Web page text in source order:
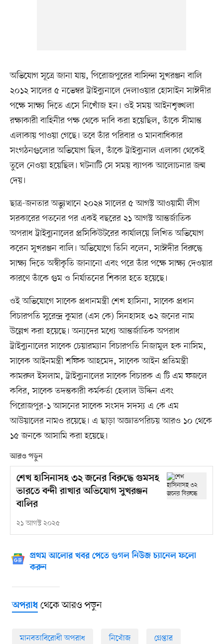
অভিযোগ সূত্রে জানা যায়, পিরোজপুরের বাসিন্দা সুখরঞ্জন বালি
২০১২ সালের ৫ নভেম্বর ট্রাইব্যুনালে দেলাওয়ার হোসাইন সাঈদীর
পক্ষে সাক্ষ্য দিতে এসে নিখোঁজ হন। ওই সময় আইনশৃঙ্খলা
রক্ষাকারী বাহিনীর পক্ষ থেকে দাবি করা হয়েছিল, তাঁকে সীমান্ত
এলাকায় পাওয়া গেছে। তবে তাঁর পরিবার ও মানবাধিকার
সংগঠনগুলোর অভিযোগ ছিল, তাঁকে ট্রাইব্যুনাল এলাকা থেকেই
তুলে নেওয়া হয়েছিল। ঘটনাটি সে সময় ব্যাপক আলোচনার জন্ম
দেয়।
ছাত্র-জনতার অভ্যুত্থানে ২০২৪ সালের ৫ আগস্ট আওয়ামী লীগ
সরকারের পতনের পর একই বছরের ২১ আগস্ট আন্তর্জাতিক
অপরাধ ট্রাইব্যুনালের প্রসিকিউটরের কার্যালয়ে লিখিত অভিযোগ
করেন সুখরঞ্জন বালি। অভিযোগে তিনি বলেন, সাঈদীর বিরুদ্ধে
সাক্ষ্য দিতে অস্বীকৃতি জানানো এবং পরে তাঁর পক্ষে সাক্ষ্য দেওয়ার
কারণে তাঁকে গুম ও নির্যাতনের শিকার হতে হয়েছে।
ওই অভিযোগে সাবেক প্রধানমন্ত্রী শেখ হাসিনা, সাবেক প্রধান
বিচারপতি সুরেন্দ্র কুমার (এস কে) সিনহাসহ ৩২ জনের নাম
উল্লেখ করা হয়েছে। অন্যদের মধ্যে আন্তর্জাতিক অপরাধ
ট্রাইব্যুনালের সাবেক চেয়ারম্যান বিচারপতি নিজামুল হক নাসিম,
সাবেক আইনমন্ত্রী শফিক আহমেদ, সাবেক আইন প্রতিমন্ত্রী
কামরুল ইসলাম, ট্রাইব্যুনালের সাবেক বিচারক এ টি এম ফজলে
কবির, সাবেক তদন্তকারী কর্মকর্তা হেলাল উদ্দিন এবং
পিরোজপুর-১ আসনের সাবেক সংসদ সদস্য এ কে এম
আউয়ালের নামও রয়েছে। এ ছাড়া অজ্ঞাতপরিচয় আরও ১০ থেকে
১৫ জনকে আসামি করা হয়েছে।
আরও পড়ুন
শেখ হাসিনাসহ ৩২ জনের বিরুদ্ধে গুমসহ
ভারতে বন্দী রাখার অভিযোগ সুখরঞ্জন
বালির
২১ আগস্ট ২০২৫
প্রথম আলোর খবর পেতে গুগল নিউজ চ্যানেল ফলো
করুন
অপরাধথেকে আরও পড়ুন
মানবতাবিরোধী অপরাধ নিখোঁজ গ্রেপ্তার